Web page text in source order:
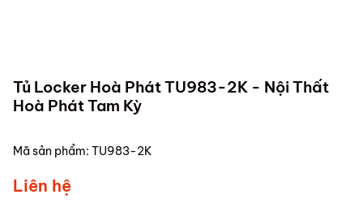
Tủ Locker Hoà Phát TU983-2K - Nội Thất
Hoà Phát Tam Kỳ
Mã sản phẩm: TU983-2K
Liên hệ